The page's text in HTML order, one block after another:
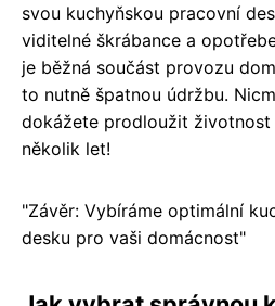
svou kuchyňskou pracovní
viditelné škrábance a
je běžná součást provozu
to nutně špatnou údržbu.
dokážete prodloužit
několik let!
"Závěr: Vybíráme optimální
desku pro vaši domácnost"